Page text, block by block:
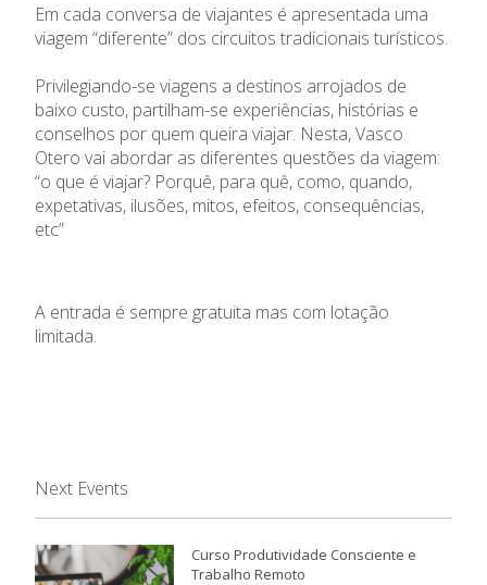
Em cada conversa de viajantes é apresentada uma
viagem “diferente” dos circuitos tradicionais turísticos.
Privilegiando-se viagens a destinos arrojados de
baixo custo, partilham-se experiências, histórias e
conselhos por quem queira viajar. Nesta, Vasco
Otero vai abordar as diferentes questões da viagem:
“o que é viajar? Porquê, para quê, como, quando,
expetativas, ilusões, mitos, efeitos, consequências,
etc”
A entrada é sempre gratuita mas com lotação
limitada.
Next Events
Curso Produtividade Consciente e
Trabalho Remoto